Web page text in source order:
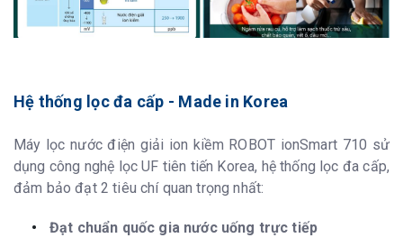
Hệ thống lọc đa cấp - Made in Korea
Máy lọc nước điện giải ion kiềm ROBOT ionSmart 710 sử
dụng công nghệ lọc UF tiên tiến Korea, hệ thống lọc đa cấp,
đảm bảo đạt 2 tiêu chí quan trọng nhất:
Đạt chuẩn quốc gia nước uống trực tiếp